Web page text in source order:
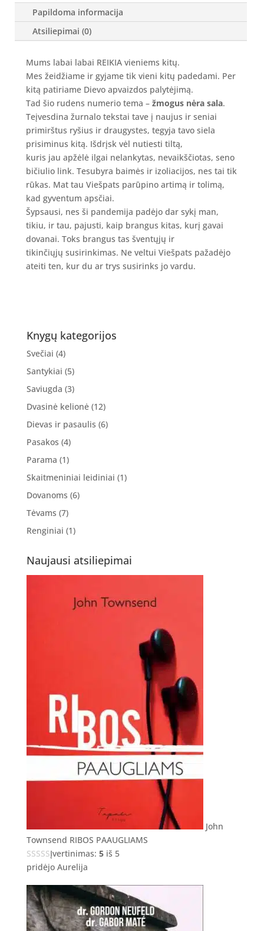
Papildoma informacija
Atsiliepimai (0)
Mums labai labai REIKIA vieniems kitų.
Mes žeidžiame ir gyjame tik vieni kitų padedami. Per
kitą patiriame Dievo apvaizdos palytėjimą.
Tad šio rudens numerio tema – žmogus nėra sala.
Teįvesdina žurnalo tekstai tave į naujus ir seniai
primirštus ryšius ir draugystes, tegyja tavo siela
prisiminus kitą. Išdrįsk vėl nutiesti tiltą,
kuris jau apžėlė ilgai nelankytas, nevaikščiotas, seno
bičiulio link. Tesubyra baimės ir izoliacijos, nes tai tik
rūkas. Mat tau Viešpats parūpino artimą ir tolimą,
kad gyventum apsčiai.
Šypsausi, nes ši pandemija padėjo dar sykį man,
tikiu, ir tau, pajusti, kaip brangus kitas, kurį gavai
dovanai. Toks brangus tas šventųjų ir
tikinčiųjų susirinkimas. Ne veltui Viešpats pažadėjo
ateiti ten, kur du ar trys susirinks jo vardu.
Knygų kategorijos
Svečiai (4)
Santykiai (5)
Saviugda (3)
Dvasinė kelionė (12)
Dievas ir pasaulis (6)
Pasakos (4)
Parama (1)
Skaitmeniniai leidiniai (1)
Dovanoms (6)
Tėvams (7)
Renginiai (1)
Naujausi atsiliepimai
John
Townsend RIBOS PAAUGLIAMS
Įvertinimas: 5iš 5
pridėjo Aurelija